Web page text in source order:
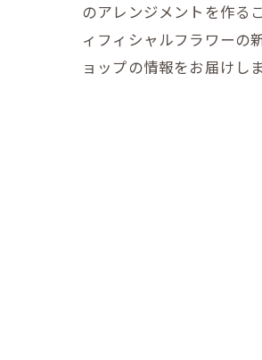
のアレンジメントを作る
ィフィシャルフラワーの
ョップの情報をお届けしま